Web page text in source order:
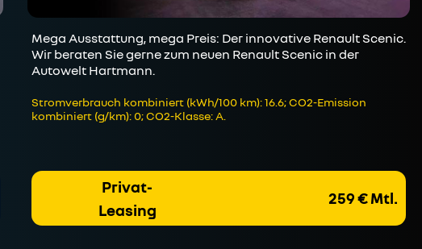
Mega Ausstattung, mega Preis: Der innovative Renault Scenic.
Wir beraten Sie gerne zum neuen Renault Scenic in der
Autowelt Hartmann.
Stromverbrauch kombiniert (kWh/100 km): 16.6; CO2-Emission
kombiniert (g/km): 0; CO2-Klasse: A.
Privat-
Leasing
259 € Mtl.